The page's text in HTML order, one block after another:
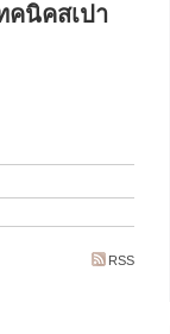
คนิคสเปา
RSS